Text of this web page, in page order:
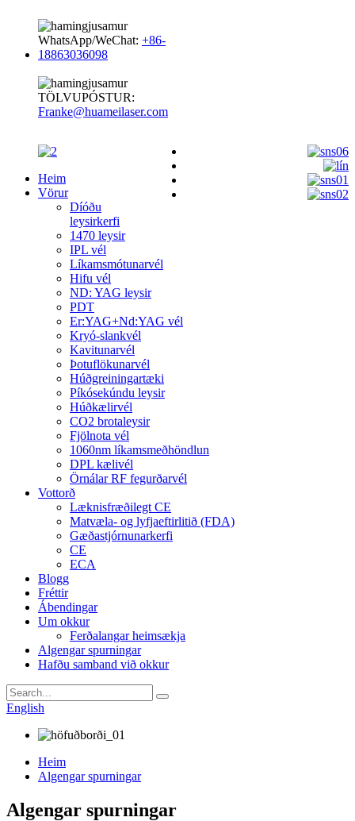
WhatsApp/WeChat: +86-
18863036098
TÖLVUPÓSTUR:
Franke@huameilaser.com
Heim
Vörur
Díóðu
leysirkerfi
1470 leysir
IPL vél
Líkamsmótunarvél
Hifu vél
ND: YAG leysir
PDT
Er:YAG+Nd:YAG vél
Kryó-slankvél
Kavitunarvél
Þotuflökunarvél
Húðgreiningartæki
Píkósekúndu leysir
Húðkælirvél
CO2 brotaleysir
Fjölnota vél
1060nm líkamsmeðhöndlun
DPL kælivél
Örnálar RF fegurðarvél
Vottorð
Læknisfræðilegt CE
Matvæla- og lyfjaeftirlitið (FDA)
Gæðastjórnunarkerfi
CE
ECA
Blogg
Fréttir
Ábendingar
Um okkur
Ferðalangar heimsækja
Algengar spurningar
Hafðu samband við okkur
English
Heim
Algengar spurningar
Algengar spurningar